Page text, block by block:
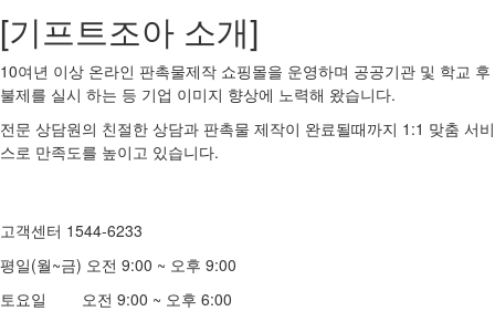
[기프트조아 소개]
10여년 이상 온라인 판촉물제작 쇼핑몰을 운영하며 공공기관 및 학교 후
불제를 실시 하는 등 기업 이미지 향상에 노력해 왔습니다.
전문 상담원의 친절한 상담과 판촉물 제작이 완료될때까지 1:1 맞춤 서비
스로 만족도를 높이고 있습니다.
고객센터 1544-6233
평일(월~금) 오전 9:00 ~ 오후 9:00
토요일 오전 9:00 ~ 오후 6:00